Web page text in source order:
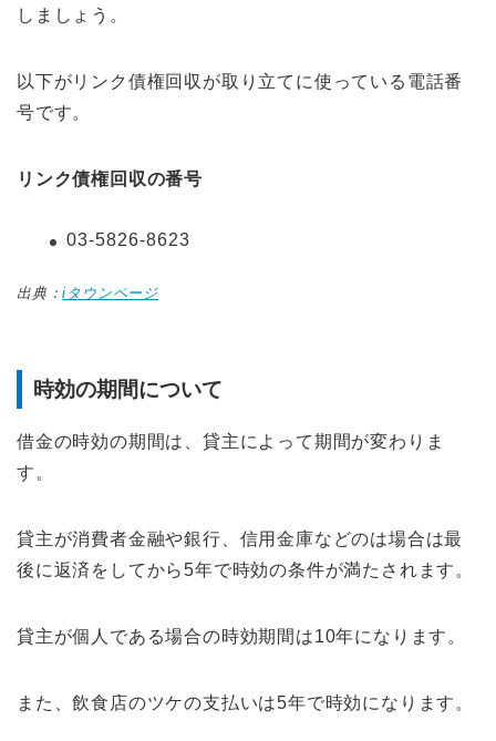
しましょう。
以下がリンク債権回収が取り立てに使っている電話番
号です。
リンク債権回収の番号
03-5826-8623
出典：iタウンページ
時効の期間について
借金の時効の期間は、貸主によって期間が変わりま
す。
貸主が消費者金融や銀行、信用金庫などのは場合は最
後に返済をしてから5年で時効の条件が満たされます。
貸主が個人である場合の時効期間は10年になります。
また、飲食店のツケの支払いは5年で時効になります。